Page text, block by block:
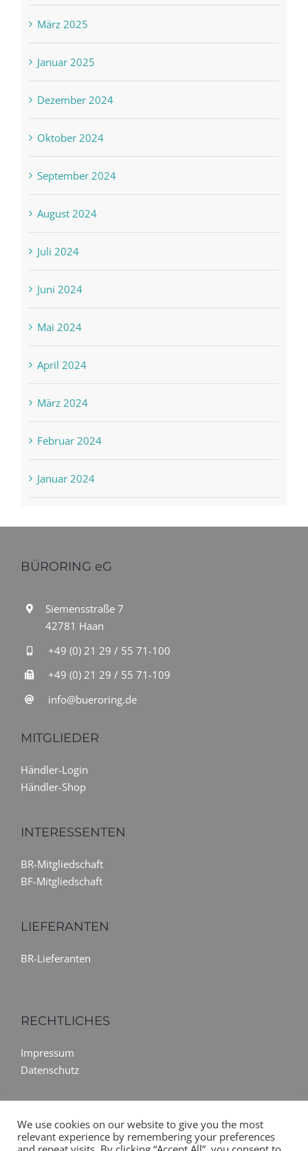
März 2025
Januar 2025
Dezember 2024
Oktober 2024
September 2024
August 2024
Juli 2024
Juni 2024
Mai 2024
April 2024
März 2024
Februar 2024
Januar 2024
BÜRORING eG
Siemensstraße 7
42781 Haan
+49 (0) 21 29 / 55 71-100
+49 (0) 21 29 / 55 71-109
info@bueroring.de
MITGLIEDER
Händler-Login
Händler-Shop
INTERESSENTEN
BR-Mitgliedschaft
BF-Mitgliedschaft
LIEFERANTEN
BR-Lieferanten
RECHTLICHES
Impressum
Datenschutz
We use cookies on our website to give you the most
relevant experience by remembering your preferences